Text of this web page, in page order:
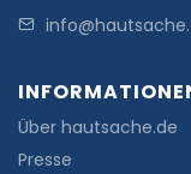
Über hautsache.de
Presse